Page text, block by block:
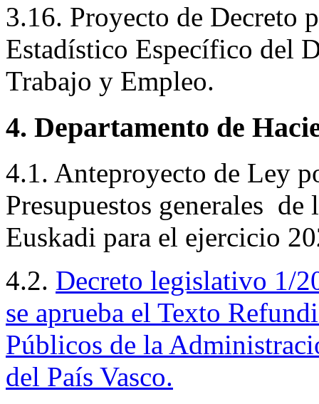
3.16. Proyecto de Decreto
Estadístico Específico del
Trabajo y Empleo.
4. Departamento de
4.1. Anteproyecto de Ley
Presupuestos generales
Euskadi para el ejercicio
4.2. Decreto legislativo 1/
se aprueba el Texto
Públicos de la
del País Vasco.